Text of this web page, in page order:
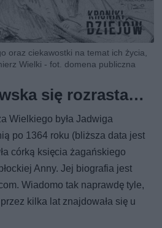
oraz ciekawostki na temat ich życia,
Wielki - fot. domena publiczna
się rozrasta…
Wielkiego była Jadwiga
po 1364 roku (bliższa data jest
córką księcia żagańskiego
Anny. Jej biografia jest
Wiadomo tak naprawdę tyle,
kilka lat znajdowała się u